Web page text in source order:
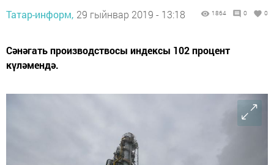
Татар-информ, 29 гыйнвар 2019 - 13:18 1864 0 0
Сәнәгать производствосы индексы 102 процент
күләмендә.